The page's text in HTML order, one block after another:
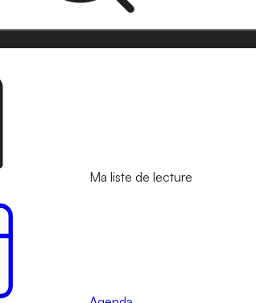
Ma liste de lecture